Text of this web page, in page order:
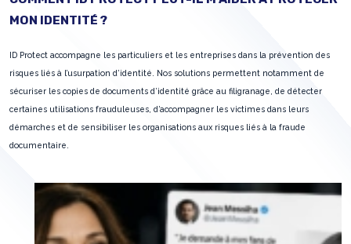
MON IDENTITÉ ?
ID Protect accompagne les particuliers et les entreprises dans la prévention des
risques liés à l’usurpation d’identité. Nos solutions permettent notamment de
sécuriser les copies de documents d’identité grâce au filigranage, de détecter
certaines utilisations frauduleuses, d’accompagner les victimes dans leurs
démarches et de sensibiliser les organisations aux risques liés à la fraude
documentaire.